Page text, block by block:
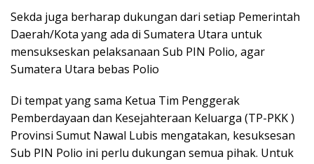
Sekda juga berharap dukungan dari setiap Pemerintah
Daerah/Kota yang ada di Sumatera Utara untuk
mensukseskan pelaksanaan Sub PIN Polio, agar
Sumatera Utara bebas Polio
Di tempat yang sama Ketua Tim Penggerak
Pemberdayaan dan Kesejahteraan Keluarga (TP-PKK )
Provinsi Sumut Nawal Lubis mengatakan, kesuksesan
Sub PIN Polio ini perlu dukungan semua pihak. Untuk